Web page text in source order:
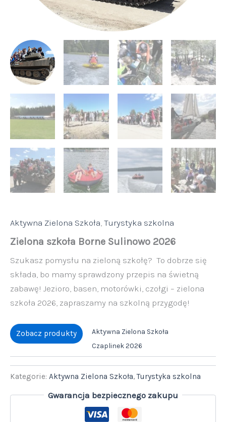
Aktywna Zielona Szkoła Turystyka szkolna
Zielona szkoła Borne Sulinowo 2026
Szukasz pomysłu na zieloną szkołę? To dobrze się
składa, bo mamy sprawdzony przepis na świetną
zabawę! Jezioro, basen, motorówki, czołgi – zielona
szkoła 2026, zapraszamy na szkolną przygodę!
Zobacz produkty
Aktywna Zielona Szkoła
Czaplinek 2026
Kategorie: Aktywna Zielona Szkoła,Turystyka szkolna
Gwarancja bezpiecznego zakupu